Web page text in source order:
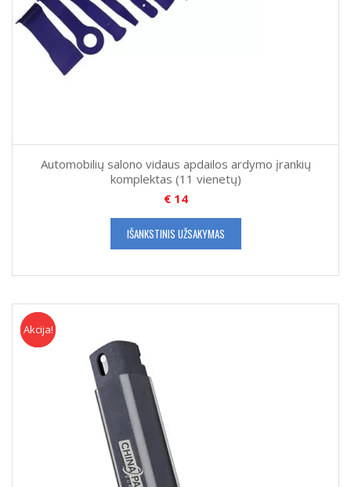
Automobilių salono vidaus apdailos ardymo įrankių
komplektas (11 vienetų)
€14
IŠANKSTINIS UŽSAKYMAS
Akcija
Akcija!